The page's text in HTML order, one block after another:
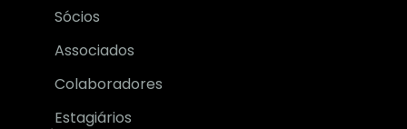
Sócios
Associados
Colaboradores
Estagiários